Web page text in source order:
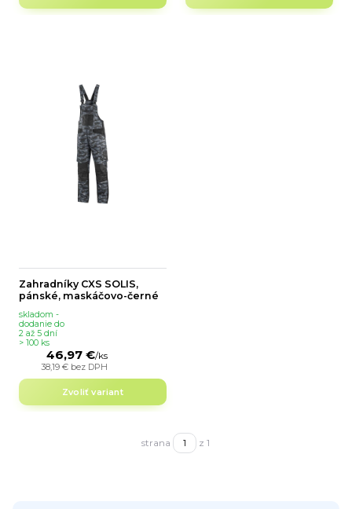
Zahradníky CXS SOLIS,
pánské, maskáčovo-černé
46,97 €/ks
38,19 € bez DPH
skladom -
dodanie do
2 až 5 dní
> 100 ks
Zvoliť variant
strana z 1